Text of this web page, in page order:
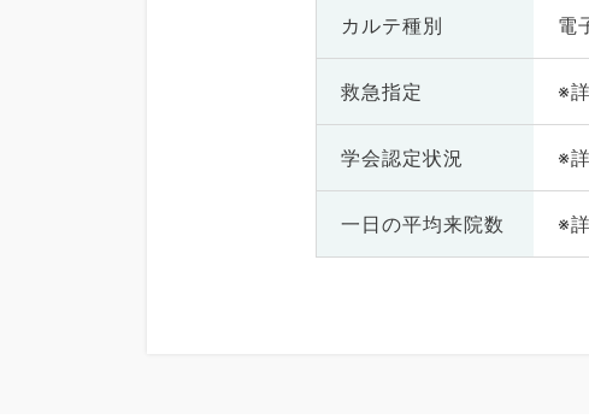
カルテ種別 電
救急指定 ※
学会認定状況 ※
一日の平均来院数 ※